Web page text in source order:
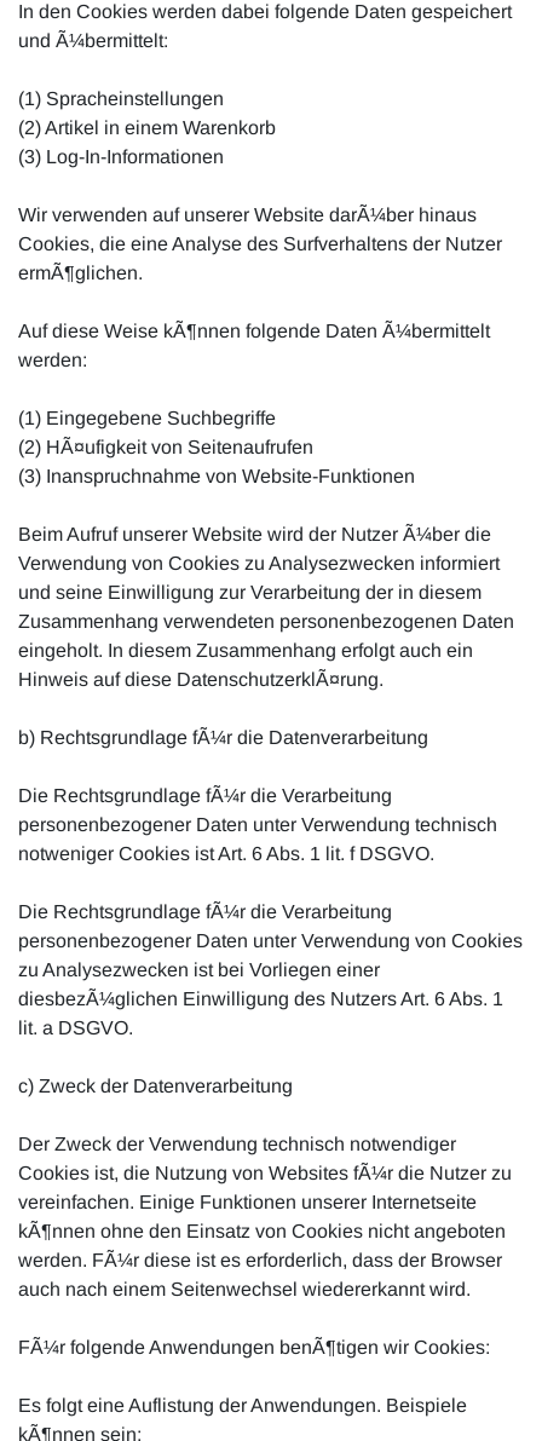
In den Cookies werden dabei folgende Daten gespeichert
und Ã¼bermittelt:
(1) Spracheinstellungen
(2) Artikel in einem Warenkorb
(3) Log-In-Informationen
Wir verwenden auf unserer Website darÃ¼ber hinaus
Cookies, die eine Analyse des Surfverhaltens der Nutzer
ermÃ¶glichen.
Auf diese Weise kÃ¶nnen folgende Daten Ã¼bermittelt
werden:
(1) Eingegebene Suchbegriffe
(2) HÃ¤ufigkeit von Seitenaufrufen
(3) Inanspruchnahme von Website-Funktionen
Beim Aufruf unserer Website wird der Nutzer Ã¼ber die
Verwendung von Cookies zu Analysezwecken informiert
und seine Einwilligung zur Verarbeitung der in diesem
Zusammenhang verwendeten personenbezogenen Daten
eingeholt. In diesem Zusammenhang erfolgt auch ein
Hinweis auf diese DatenschutzerklÃ¤rung.
b) Rechtsgrundlage fÃ¼r die Datenverarbeitung
Die Rechtsgrundlage fÃ¼r die Verarbeitung
personenbezogener Daten unter Verwendung technisch
notweniger Cookies ist Art. 6 Abs. 1 lit. f DSGVO.
Die Rechtsgrundlage fÃ¼r die Verarbeitung
personenbezogener Daten unter Verwendung von Cookies
zu Analysezwecken ist bei Vorliegen einer
diesbezÃ¼glichen Einwilligung des Nutzers Art. 6 Abs. 1
lit. a DSGVO.
c) Zweck der Datenverarbeitung
Der Zweck der Verwendung technisch notwendiger
Cookies ist, die Nutzung von Websites fÃ¼r die Nutzer zu
vereinfachen. Einige Funktionen unserer Internetseite
kÃ¶nnen ohne den Einsatz von Cookies nicht angeboten
werden. FÃ¼r diese ist es erforderlich, dass der Browser
auch nach einem Seitenwechsel wiedererkannt wird.
FÃ¼r folgende Anwendungen benÃ¶tigen wir Cookies:
Es folgt eine Auflistung der Anwendungen. Beispiele
kÃ¶nnen sein: